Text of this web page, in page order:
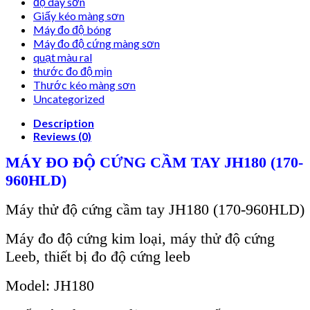
Giấy kéo màng sơn
Máy đo độ bóng
Máy đo độ cứng màng sơn
quạt màu ral
thước đo độ mịn
Thước kéo màng sơn
Uncategorized
Description
Reviews (0)
MÁY ĐO ĐỘ CỨNG CẦM TAY JH180 (170-
960HLD)
Máy thử độ cứng cầm tay JH180 (170-960HLD)
Máy đo độ cứng kim loại, máy thử độ cứng
Leeb, thiết bị đo độ cứng leeb
Model: JH180